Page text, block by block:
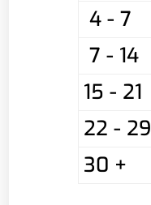
4 - 7
7 - 14
15 - 21
22 - 29
30 +